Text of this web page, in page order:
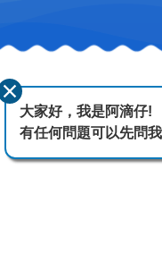
大家好，我是阿滴仔!
有任何問題可以先問